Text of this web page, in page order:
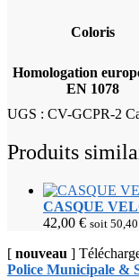
Coloris
Homologation
EN 1078
UGS : CV-GCPR-2
Produits
CASQUE
42,00 € soit 50,40
[ nouveau ]
Police Municipale &